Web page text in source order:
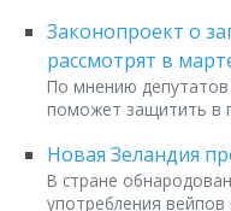
Законопроект о
рассмотрят в
По мнению депутатов
поможет защитить в
Новая Зеландия
В стране
употребления